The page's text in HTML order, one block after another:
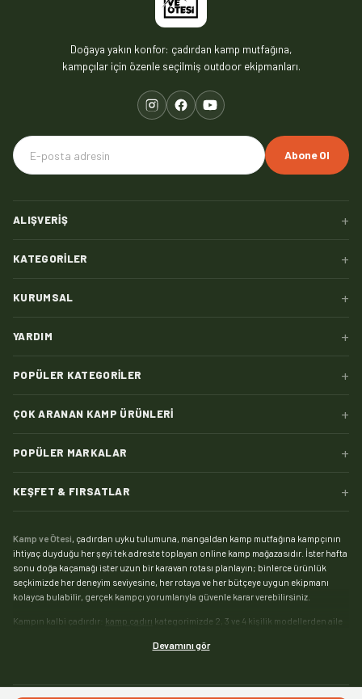
Doğaya yakın konfor: çadırdan kamp mutfağına,
kampçılar için özenle seçilmiş outdoor ekipmanları.
Abone Ol
ALIŞVERIŞ +
KATEGORILER +
KURUMSAL +
YARDIM +
POPÜLER KATEGORILER +
ÇOK ARANAN KAMP ÜRÜNLERI +
POPÜLER MARKALAR +
KEŞFET & FIRSATLAR +
Kamp ve Ötesi, çadırdan uyku tulumuna, mangaldan kamp mutfağına kampçının
ihtiyaç duyduğu her şeyi tek adreste toplayan online kamp mağazasıdır. İster hafta
sonu doğa kaçamağı ister uzun bir karavan rotası planlayın; binlerce ürünlük
seçkimizde her deneyim seviyesine, her rotaya ve her bütçeye uygun ekipmanı
kolayca bulabilir, gerçek kampçı yorumlarıyla güvenle karar verebilirsiniz.
Kampın kalbi çadırdır: kamp çadırı kategorimizde 2, 3 ve 4 kişilik modellerden aile
pratik şişme çadırlara kadar geniş bir yelpaze sizi bekliyor. Zorlu hava koşullarında
Devamını gör